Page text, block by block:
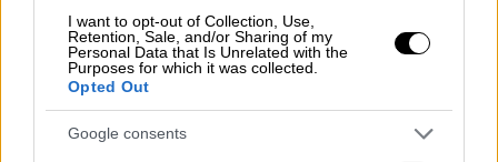
I want to opt-out of Collection, Use,
Retention, Sale, and/or Sharing of my
Personal Data that Is Unrelated with the
Purposes for which it was collected.
Opted Out
Google consents